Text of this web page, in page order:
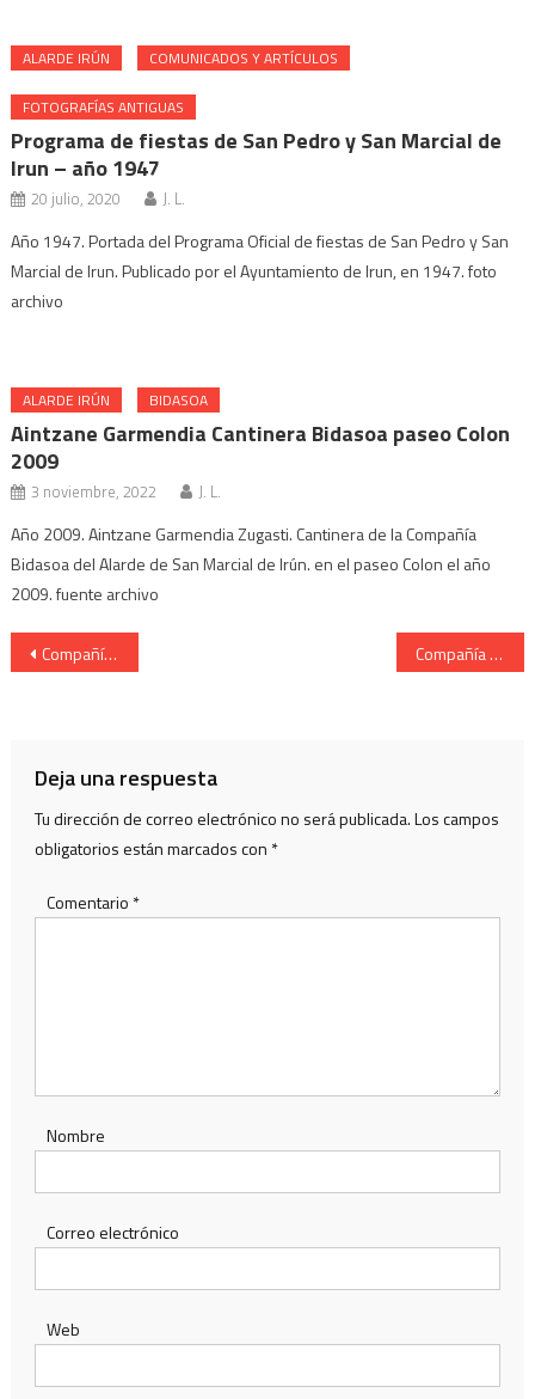
ALARDE IRÚN COMUNICADOS Y ARTÍCULOS
FOTOGRAFÍAS ANTIGUAS
Programa de fiestas de San Pedro y San Marcial de
Irun – año 1947
20 julio, 2020 J. L.
Año 1947. Portada del Programa Oficial de fiestas de San Pedro y San
Marcial de Irun. Publicado por el Ayuntamiento de Irun, en 1947. foto
archivo
ALARDE IRÚN BIDASOA
Aintzane Garmendia Cantinera Bidasoa paseo Colon
2009
3 noviembre, 2022 J. L.
Año 2009. Aintzane Garmendia Zugasti. Cantinera de la Compañía
Bidasoa del Alarde de San Marcial de Irún. en el paseo Colon el año
2009. fuente archivo
Navegación
Compañía Bidasoa Cantinera Idoia Martínez presentación 2006 Compañía Bidasoa Cantinera Idoia Martínez Arkupes 2006
Deja una respuesta
Tu dirección de correo electrónico no será publicada.Los campos
obligatorios están marcados con *
Comentario *
Nombre
Correo electrónico
Web